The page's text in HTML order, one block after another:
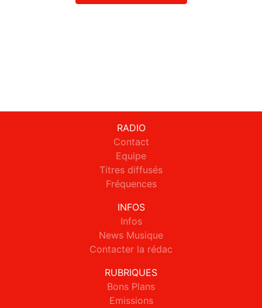
RADIO
Contact
Equipe
Titres diffusés
Fréquences
INFOS
Infos
News Musique
Contacter la rédac
RUBRIQUES
Bons Plans
Emissions